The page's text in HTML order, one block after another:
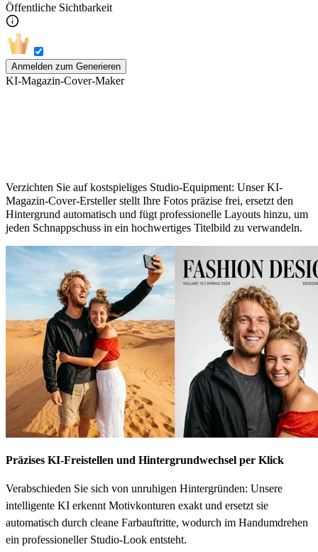
Öffentliche Sichtbarkeit
Anmelden zum Generieren
KI-Magazin-Cover-Maker
Verzichten Sie auf kostspieliges Studio-Equipment: Unser KI-
Magazin-Cover-Ersteller stellt Ihre Fotos präzise frei, ersetzt den
Hintergrund automatisch und fügt professionelle Layouts hinzu, um
jeden Schnappschuss in ein hochwertiges Titelbild zu verwandeln.
Präzises KI-Freistellen und Hintergrundwechsel per Klick
Verabschieden Sie sich von unruhigen Hintergründen: Unsere
intelligente KI erkennt Motivkonturen exakt und ersetzt sie
automatisch durch cleane Farbauftritte, wodurch im Handumdrehen
ein professioneller Studio-Look entsteht.